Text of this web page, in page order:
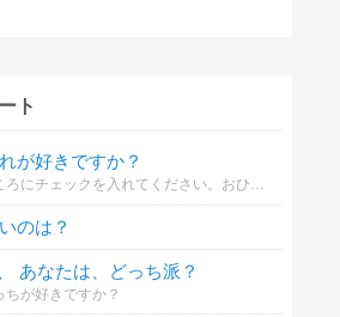
ト
が好きですか？
以下の好きなところにチェックを入れてください。おひとり何か所でも可能です。
のは？
あなたは、どっち派？
が好きですか？